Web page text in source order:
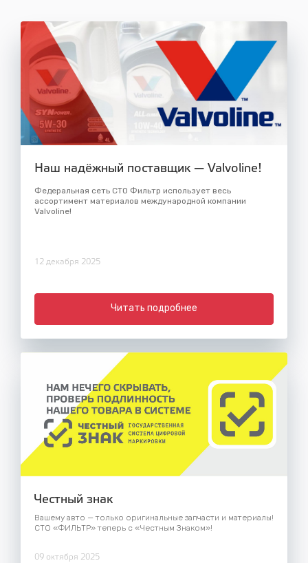
Наш надёжный поставщик — Valvoline!
Федеральная сеть СТО Фильтр использует весь
ассортимент материалов международной компании
Valvoline!
12 декабря 2025
Читать подробнее
Честный знак
Вашему авто — только оригинальные запчасти и материалы!
СТО «ФИЛЬТР» теперь с «Честным Знаком»!
09 октября 2025